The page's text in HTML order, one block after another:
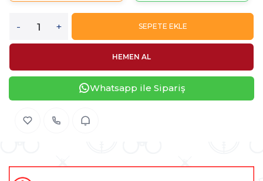
- + SEPETE EKLE
HEMEN AL
Whatsapp ile Sipariş